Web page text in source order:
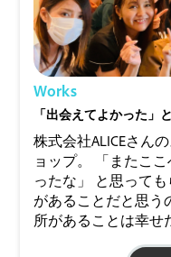
Works
「出会えてよかった」と
株式会社ALICEさん
ョップ。 「またこ
ったな」 と思って
があることだと思う
所があることは幸せ